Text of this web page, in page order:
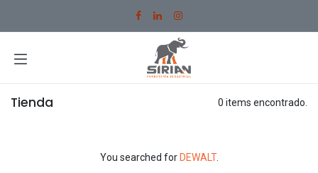
Tienda 0 items encontrado.
You searched for DEWALT.